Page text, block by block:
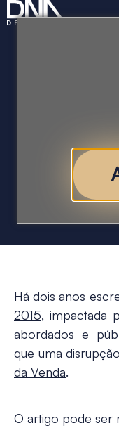
Há dois anos
2015, impactada
abordados e
que uma
da Venda.
O artigo pode ser